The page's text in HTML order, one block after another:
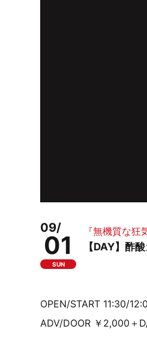
09/
01
SUN
『無機質な狂
【DAY】酢
OPEN/START 11:30/
ADV/DOOR ￥2,000＋